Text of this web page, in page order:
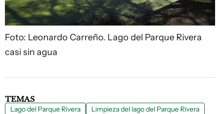
Foto: Leonardo Carreño. Lago del Parque Rivera
casi sin agua
TEMAS
Lago del Parque Rivera
Limpieza del lago del Parque Rivera